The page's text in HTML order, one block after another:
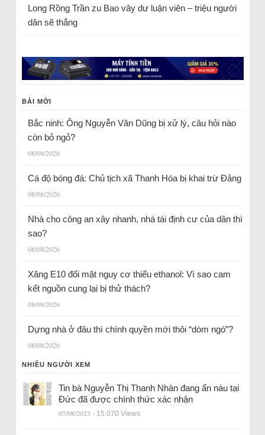
Long Rồng Trầnzu Bao vây dư luận viên – triệu người
dân sẽ thắng
BÀI MỚI
Bắc ninh: Ông Nguyễn Văn Dũng bị xử lý, câu hỏi nào
còn bỏ ngỏ?
08/08/2026
Cá độ bóng đá: Chủ tịch xã Thanh Hóa bị khai trừ Đảng
08/08/2026
Nhà cho công an xây nhanh, nhà tái định cư của dân thì
sao?
08/08/2026
Xăng E10 đối mặt nguy cơ thiếu ethanol: Vì sao cam
kết nguồn cung lại bị thử thách?
08/08/2026
Dựng nhà ở đâu thì chính quyền mới thôi “dòm ngó”?
08/08/2026
NHIỀU NGƯỜI XEM
Tin bà Nguyễn Thị Thanh Nhàn đang ẩn náu tại
Đức đã được chính thức xác nhận
07/08/2023 - 15.070 Views